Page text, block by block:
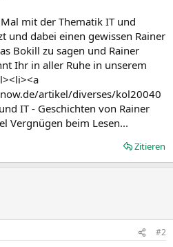
mit der Thematik IT und
und dabei einen gewissen Rainer
Bokill zu sagen und Rainer
Ihr in aller Ruhe in unserem
artikel/diverses/kol20040
IT - Geschichten von Rainer
Vergnügen beim Lesen...
Zitieren
#2